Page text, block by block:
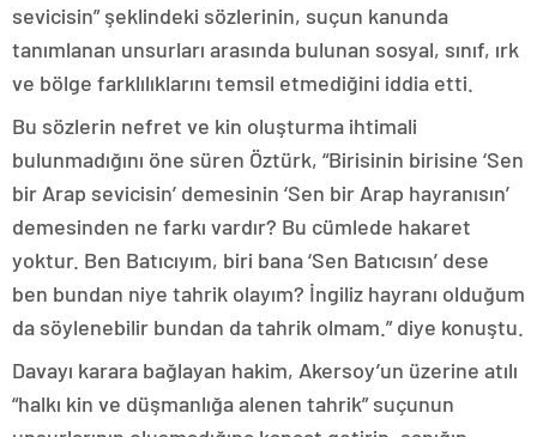
sevicisin” şeklindeki sözlerinin, suçun kanunda
tanımlanan unsurları arasında bulunan sosyal, sınıf, ırk
ve bölge farklılıklarını temsil etmediğini iddia etti.
Bu sözlerin nefret ve kin oluşturma ihtimali
bulunmadığını öne süren Öztürk, “Birisinin birisine ‘Sen
bir Arap sevicisin’ demesinin ‘Sen bir Arap hayranısın’
demesinden ne farkı vardır? Bu cümlede hakaret
yoktur. Ben Batıcıyım, biri bana ‘Sen Batıcısın’ dese
ben bundan niye tahrik olayım? İngiliz hayranı olduğum
da söylenebilir bundan da tahrik olmam.” diye konuştu.
Davayı karara bağlayan hakim, Akersoy’un üzerine atılı
“halkı kin ve düşmanlığa alenen tahrik” suçunun